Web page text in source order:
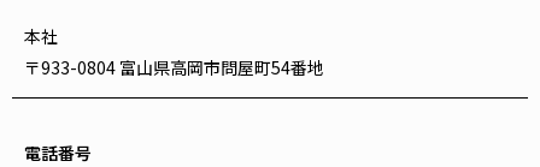
本社
〒933-0804 富山県高岡市問屋町54番地
電話番号